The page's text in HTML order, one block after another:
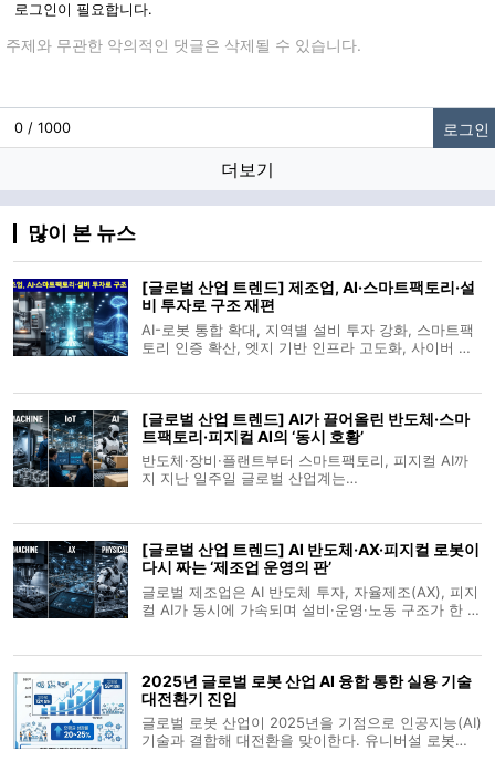
로그인이 필요합니다.
글입력
0 / 1000 로그인
더보기
많이 본 뉴스
[글로벌 산업 트렌드] 제조업, AI·스마트팩토리·설
비 투자로 구조 재편
AI-로봇 통합 확대, 지역별 설비 투자 강화, 스마트팩
토리 인증 확산, 엣지 기반 인프라 고도화, 사이버 위
랜트 신증설을 확대하고 있다.
[글로벌 산업 트렌드] AI가 끌어올린 반도체·스마
트팩토리·피지컬 AI의 ‘동시 호황’
반도체·장비·플랜트부터 스마트팩토리, 피지컬 AI까
지 지난 일주일 글로벌 산업계는
밀어 올리는 그림이다. 산업기계·설비·플랜트 글
[글로벌 산업 트렌드] AI 반도체·AX·피지컬 로봇이
다시 짜는 ‘제조업 운영의 판’
글로벌 제조업은 AI 반도체 투자, 자율제조(AX), 피지
컬 AI가 동시에 가속되며 설비·운영·노동 구조가 한 번
영 모델이 현실로 다
2025년 글로벌 로봇 산업 AI 융합 통한 실용 기술
대전환기 진입
글로벌 로봇 산업이 2025년을 기점으로 인공지능(AI)
기술과 결합해 대전환을 맞이한다. 유니버설 로봇